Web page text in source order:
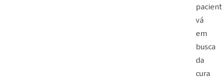
vá
em
busca
da
cura